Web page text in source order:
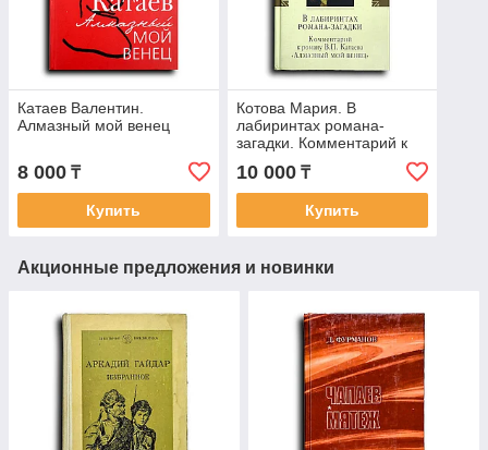
Катаев Валентин.
Алмазный мой венец
8 000 ₸
Купить
Котова Мария. В
лабиринтах романа-
загадки. Комментарий к
роману В. П. Катаева
«Алмазный мой венец»
10 000₸
Купить
Акционные предложения и новинки